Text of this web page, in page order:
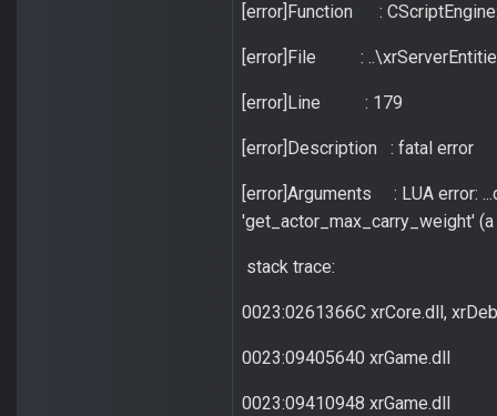
[error]Function :
[error]File :
[error]Line : 179
[error]Description : fatal error
[error]Arguments : LUA error:
'get_actor_max_carry_weight'
stack trace:
0023:0261366C xrCore.dll,
0023:09405640 xrGame.dll
0023:09410948 xrGame.dll